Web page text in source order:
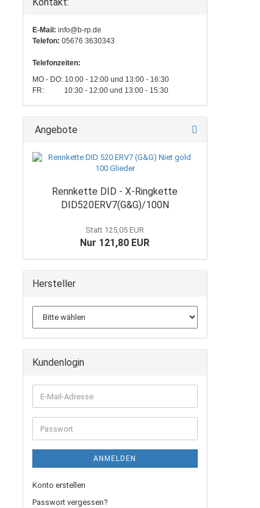
E-Mail: info@b-rp.de
Telefon: 05676 3630343
Telefonzeiten:
MO - DO: 10:00 - 12:00 und 13:00 - 16:30
FR: 10:30 - 12:00 und 13:00 - 15:30
Angebote
Rennkette DID - X-Ringkette
DID520ERV7(G&G)/100N
Statt 125,05 EUR
Nur 121,80 EUR
Hersteller
Kundenlogin
E-
Mail-
Adresse
Passwort
ANMELDEN
Konto erstellen
Passwort vergessen?